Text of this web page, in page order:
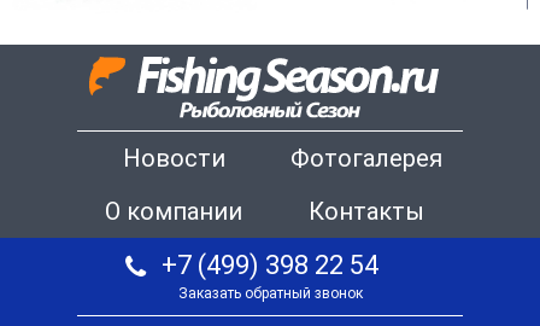
Новости
Фотогалерея
О компании
Контакты
+7 (499) 398 22 54
Заказать обратный звонок